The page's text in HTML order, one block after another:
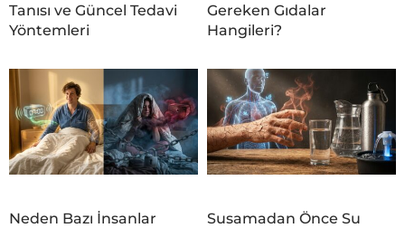
Tanısı ve Güncel Tedavi
Yöntemleri
Gereken Gıdalar
Hangileri?
Neden Bazı İnsanlar
Susamadan Önce Su